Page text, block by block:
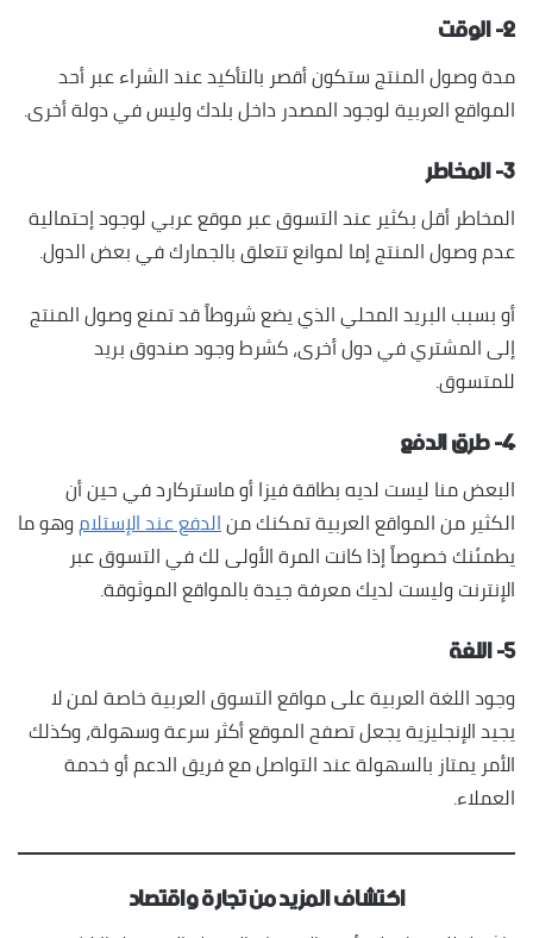
٢- الوقت
مدة وصول المنتج ستكون أقصر بالتأكيد عند الشراء عبر أحد
المواقع العربية لوجود المصدر داخل بلدك وليس في دولة أخرى.
٣- المخاطر
المخاطر أقل بكثير عند التسوق عبر موقع عربي لوجود إحتمالية
عدم وصول المنتج إما لموانع تتعلق بالجمارك في بعض الدول.
أو بسبب البريد المحلي الذي يضع شروطاً قد تمنع وصول المنتج
إلى المشتري في دول أخرى، كشرط وجود صندوق بريد
للمتسوق.
٤- طرق الدفع
البعض منا ليست لديه بطاقة فيزا أو ماستركارد في حين أن
الكثير من المواقع العربية تمكنك منالدفع عند الإستلاموهو ما
يطمئنك خصوصاً إذا كانت المرة الأولى لك في التسوق عبر
الإنترنت وليست لديك معرفة جيدة بالمواقع الموثوقة.
٥- اللغة
وجود اللغة العربية على مواقع التسوق العربية خاصة لمن لا
يجيد الإنجليزية يجعل تصفح الموقع أكثر سرعة وسهولة، وكذلك
الأمر يمتاز بالسهولة عند التواصل مع فريق الدعم أو خدمة
العملاء.
اكتشاف المزيد من تجارة واقتصاد